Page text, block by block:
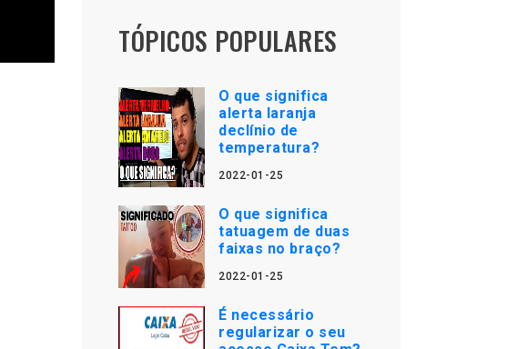
TÓPICOS POPULARES
O que significa
alerta laranja
declínio de
temperatura?
2022-01-25
O que significa
tatuagem de duas
faixas no braço?
2022-01-25
É necessário
regularizar o seu